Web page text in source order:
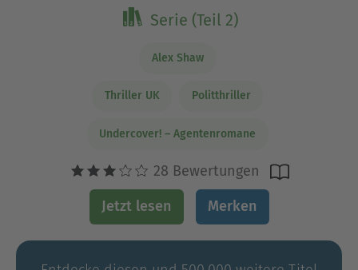
Serie (Teil 2)
Alex Shaw
Thriller UK Politthriller
Undercover! – Agentenromane
28 Bewertungen
Jetzt lesen Merken